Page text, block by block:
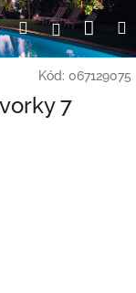
HledatPřihlášení
Kód: 067129075
7